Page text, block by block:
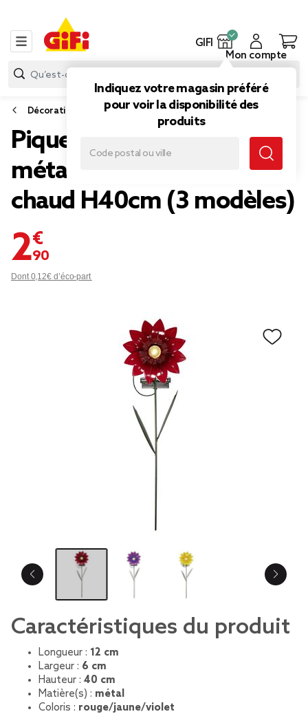
GIFI
Indiquez votre magasin préféré
pour voir la disponibilité des
produits
Mon compte
Décoration lumineuse extérieure
Piquet solaire forme fleur
métal coloré LED blanc
chaud H40cm (3 modèles)
2,90 €
Dont 0,12€ d’éco-part
Caractéristiques du produit
Longueur : 12 cm
Largeur : 6 cm
Hauteur : 40 cm
Matière(s) : métal
Coloris : rouge/jaune/violet